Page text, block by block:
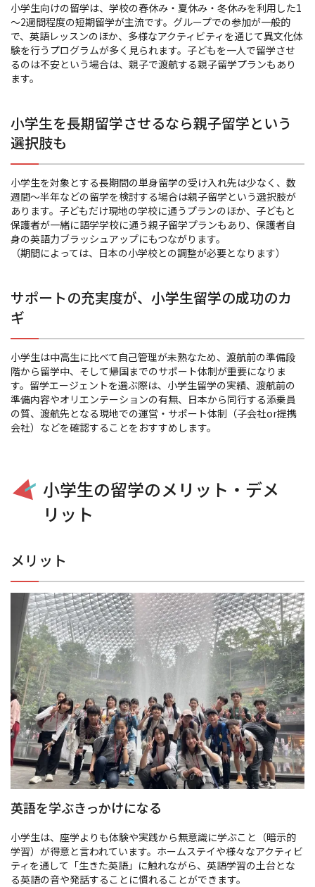
小学生向けの留学は、学校の春休み・夏休み・冬休みを利用した1
～2週間程度の短期留学が主流です。グループでの参加が一般的
で、英語レッスンのほか、多様なアクティビティを通じて異文化体
験を行うプログラムが多く見られます。子どもを一人で留学させ
るのは不安という場合は、親子で渡航する親子留学プランもあり
ます。
小学生を長期留学させるなら親子留学という
選択肢も
小学生を対象とする長期間の単身留学の受け入れ先は少なく、数
週間～半年などの留学を検討する場合は親子留学という選択肢が
あります。子どもだけ現地の学校に通うプランのほか、子どもと
保護者が一緒に語学学校に通う親子留学プランもあり、保護者自
身の英語力ブラッシュアップにもつながります。
（期間によっては、日本の小学校との調整が必要となります）
サポートの充実度が、小学生留学の成功のカ
ギ
小学生は中高生に比べて自己管理が未熟なため、渡航前の準備段
階から留学中、そして帰国までのサポート体制が重要になりま
す。留学エージェントを選ぶ際は、小学生留学の実績、渡航前の
準備内容やオリエンテーションの有無、日本から同行する添乗員
の質、渡航先となる現地での運営・サポート体制（子会社or提携
会社）などを確認することをおすすめします。
小学生の留学のメリット・デメ
リット
メリット
英語を学ぶきっかけになる
小学生は、座学よりも体験や実践から無意識に学ぶこと（暗示的
学習）が得意と言われています。ホームステイや様々なアクティビ
ティを通して「生きた英語」に触れながら、英語学習の土台とな
る英語の音や発話することに慣れることができます。